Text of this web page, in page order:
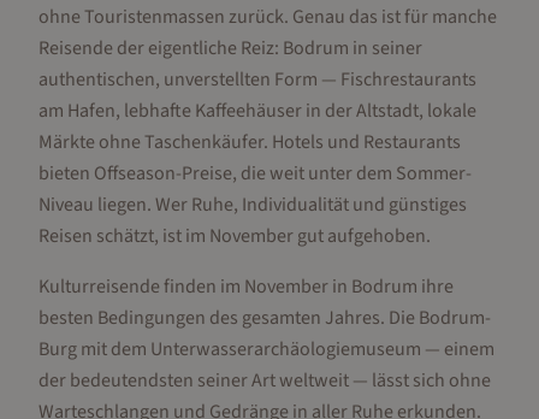
ohne Touristenmassen zurück. Genau das ist für manche
Reisende der eigentliche Reiz: Bodrum in seiner
authentischen, unverstellten Form — Fischrestaurants
am Hafen, lebhafte Kaffeehäuser in der Altstadt, lokale
Märkte ohne Taschenkäufer. Hotels und Restaurants
bieten Offseason-Preise, die weit unter dem Sommer-
Niveau liegen. Wer Ruhe, Individualität und günstiges
Reisen schätzt, ist im November gut aufgehoben.
Kulturreisende finden im November in Bodrum ihre
besten Bedingungen des gesamten Jahres. Die Bodrum-
Burg mit dem Unterwasserarchäologiemuseum — einem
der bedeutendsten seiner Art weltweit — lässt sich ohne
Warteschlangen und Gedränge in aller Ruhe erkunden.